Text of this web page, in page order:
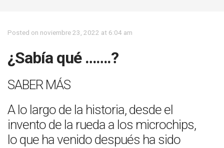
Posted on noviembre 23, 2022 at 6:04 am
¿Sabía qué …….?
SABER MÁS
A lo largo de la historia, desde el
invento de la rueda a los microchips,
lo que ha venido después ha sido